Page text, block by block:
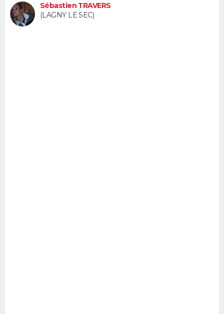
Bricolage
Lifestyle
Culture
Sport
Auto
Television
Voyage
Cinema
Sébastien TRAVERS
(LAGNY LE SEC)